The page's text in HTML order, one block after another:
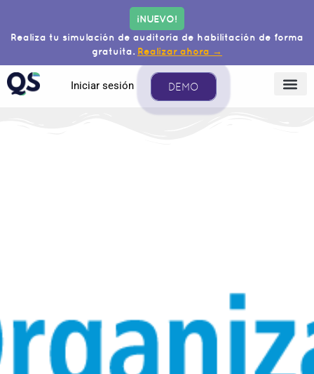
¡NUEVO!
Realiza tu simulación de auditoría de habilitación de forma
gratuita. Realizar ahora →
Iniciar sesión DEMO